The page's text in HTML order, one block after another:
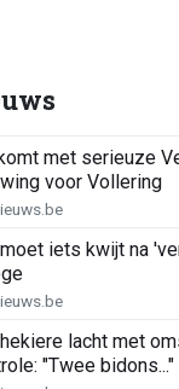
met serieuze
voor Vollering
iets kwijt na
lacht met
"Twee bidons..."